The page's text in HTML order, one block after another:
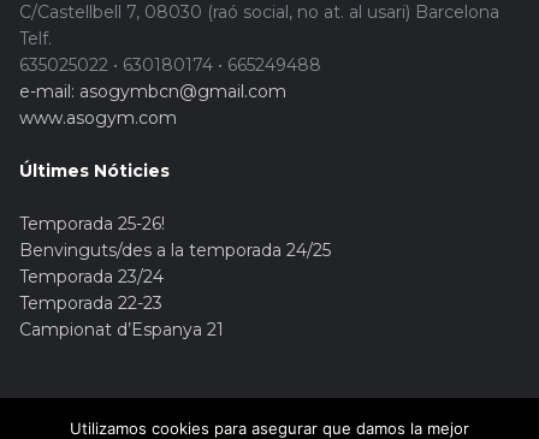
C/Castellbell 7, 08030 (raó social, no at. al usari) Barcelona
Telf.
635025022 • 630180174 • 665249488
e-mail: asogymbcn@gmail.com
www.asogym.com
Últimes Nóticies
Temporada 25-26!
Benvinguts/des a la temporada 24/25
Temporada 23/24
Temporada 22-23
Campionat d’Espanya 21
Utilizamos cookies para asegurar que damos la mejor